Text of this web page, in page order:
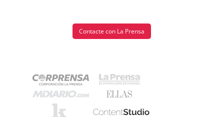
Contacte con La Prensa